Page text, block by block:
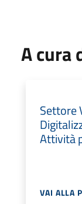
A cura
Settore
Attività
VAI ALLA